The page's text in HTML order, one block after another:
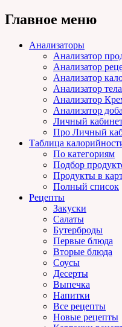
Главное меню
Анализаторы
Анализатор
Анализатор
Анализатор
Анализатор тела
Анализатор
Анализатор
Личный
Про Личный
Таблица
По категориям
Подбор
Продукты в
Полный список
Рецепты
Закуски
Салаты
Бутерброды
Первые блюда
Вторые блюда
Соусы
Десерты
Выпечка
Напитки
Все рецепты
Новые рецепты